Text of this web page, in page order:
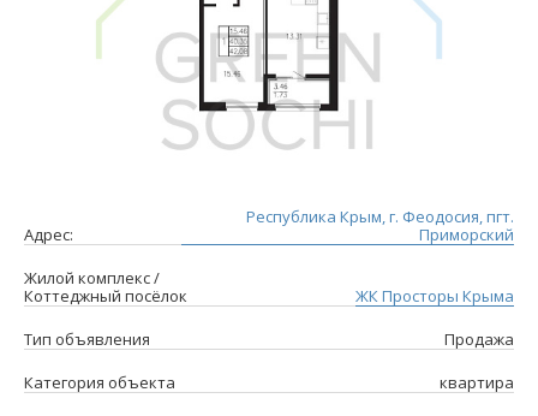
Адрес:
Республика Крым, г. Феодосия, пгт.
Приморский
Жилой комплекс /
Коттеджный посёлок
ЖК Просторы Крыма
Тип объявления
Продажа
Категория объекта
квартира